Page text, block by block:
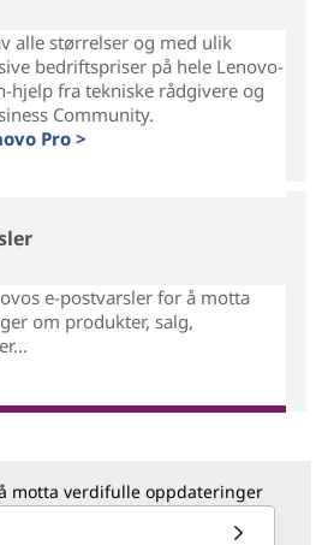
alle størrelser og med ulik
bedriftspriser på hele Lenovo-
hjelp fra tekniske rådgivere og
Community.
Pro >
e-postvarsler for å motta
om produkter, salg,
motta verdifulle oppdateringer